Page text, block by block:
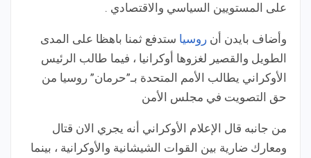
على المستويين السياسي والاقتصادي .
وأضاف بايدن أن روسيا ستدفع ثمنا باهظا على المدى
الطويل والقصير لغزوها أوكرانيا ، فيما طالب الرئيس
الأوكراني يطالب الأمم المتحدة بـ”حرمان” روسيا من
حق التصويت في مجلس الأمن
من جانبه قال الإعلام الأوكراني أنه يجري الان قتال
ومعارك ضارية بين القوات الشيشانية والأوكرانية ، بينما